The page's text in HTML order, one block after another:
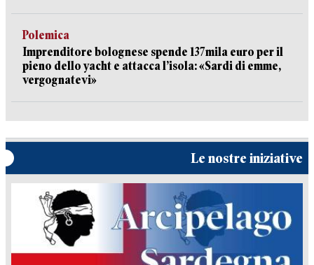
Polemica
Imprenditore bolognese spende 137mila euro per il
pieno dello yacht e attacca l’isola: «Sardi di emme,
vergognatevi»
Le nostre iniziative